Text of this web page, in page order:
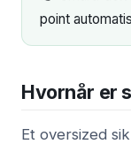
point
Hvornår er
Et oversized